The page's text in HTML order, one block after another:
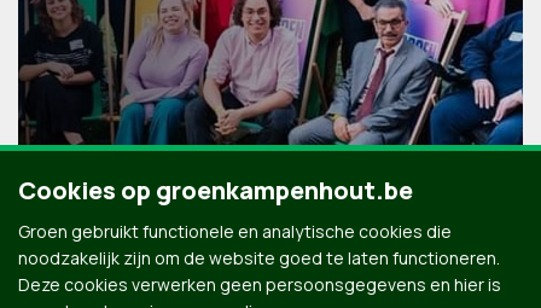
Cookies op groenkampenhout.be
Groen gebruikt functionele en analytische cookies die
noodzakelijk zijn om de website goed te laten functioneren.
Deze cookies verwerken geen persoonsgegevens en hier is